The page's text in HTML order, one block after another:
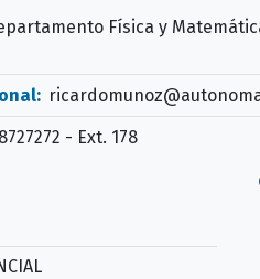
Física y
- Ext. 178